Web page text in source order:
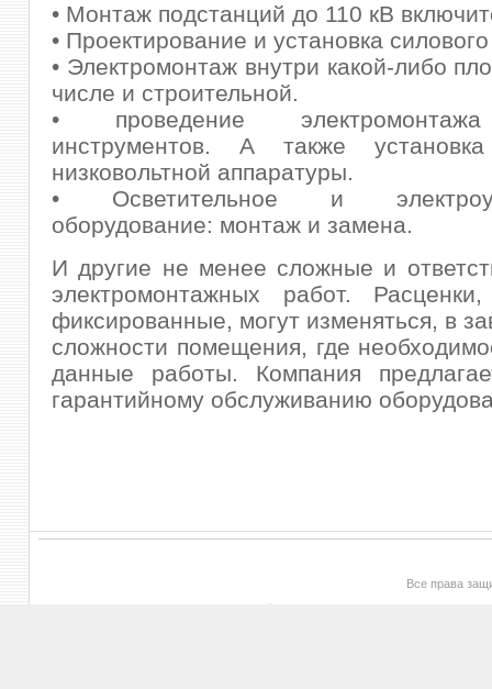
• Монтаж подстанций до 110 кВ
• Проектирование и установка
• Электромонтаж внутри какой-либо
числе и строительной.
• проведение
инструментов. А также
низковольтной аппаратуры.
• Осветительное и
оборудование: монтаж и замена.
И другие не менее сложные и
электромонтажных работ.
фиксированные, могут изменяться, в
сложности помещения, где
данные работы. Компания
гарантийному обслуживанию
Все права